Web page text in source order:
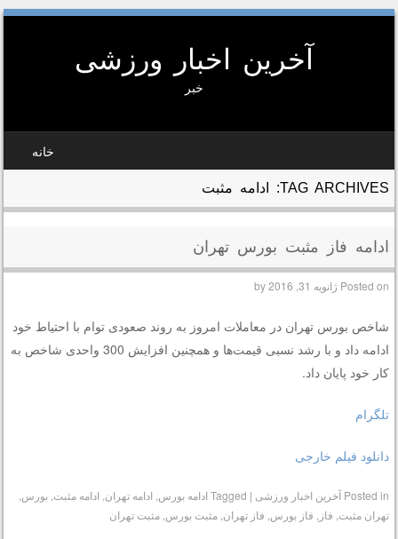
آخرین اخبار ورزشی
خبر
خانه
TAG ARCHIVES: ادامه مثبت
ادامه فاز مثبت بورس تهران
Posted onژانویه 31, 2016 by
شاخص بورس تهران در معاملات امروز به روند صعودی توام با احتیاط خود
ادامه داد و با رشد نسبی قیمت‌ها و همچنین افزایش 300 واحدی شاخص به
کار خود پایان داد.
تلگرام
دانلود فیلم خارجی
Posted inآخرین اخبار ورزشی |
Taggedادامه بورس, ادامه تهران, ادامه مثبت, بورس,
تهران مثبت, فاز, فاز بورس, فاز تهران, مثبت بورس, مثبت تهران